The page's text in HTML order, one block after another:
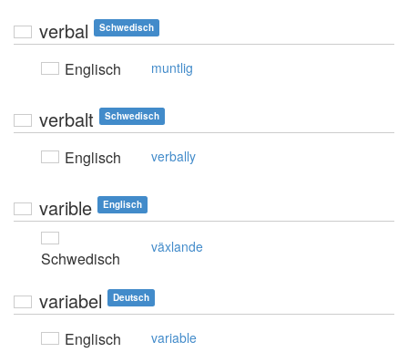
verbal Schwedisch
Englisch muntlig
verbalt Schwedisch
Englisch verbally
varible Englisch
Schwedisch
växlande
variabel Deutsch
Englisch variable